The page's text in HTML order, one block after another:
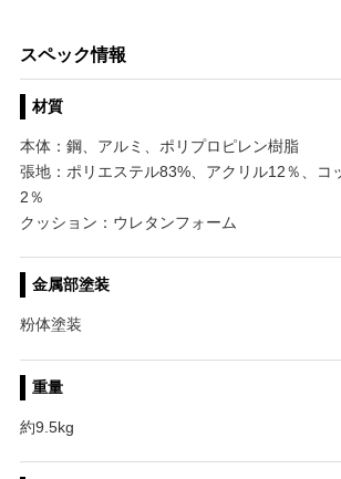
スペック情報
材質
本体：鋼、アルミ、ポリプロピレン樹脂
張地：ポリエステル83%、アクリル12％、コ
2％
クッション：ウレタンフォーム
金属部塗装
粉体塗装
重量
約9.5kg